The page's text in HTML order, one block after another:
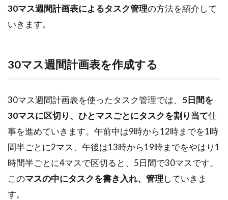
30マス週間計画表によるタスク管理の方法を紹介して
いきます。
30マス週間計画表を作成する
30マス週間計画表を使ったタスク管理では、 5日間を
30マスに区切り、ひとマスごとにタスクを割り当て仕
事を進めていきます。午前中は9時から12時までを1時
間半ごとに2マス、午後は13時から19時までをやはり1
時間半ごとに4マスで区切ると、5日間で30マスです。
このマスの中にタスクを書き入れ、管理していきま
す。